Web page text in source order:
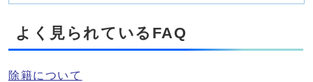
よく見られているFAQ
除籍について